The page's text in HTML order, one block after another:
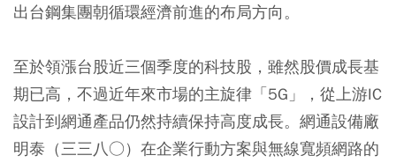
出台鋼集團朝循環經濟前進的布局方向。
至於領漲台股近三個季度的科技股，雖然股價成長基
期已高，不過近年來市場的主旋律「5G」，從上游IC
設計到網通產品仍然持續保持高度成長。網通設備廠
明泰（三三八○）在企業行動方案與無線寬頻網路的